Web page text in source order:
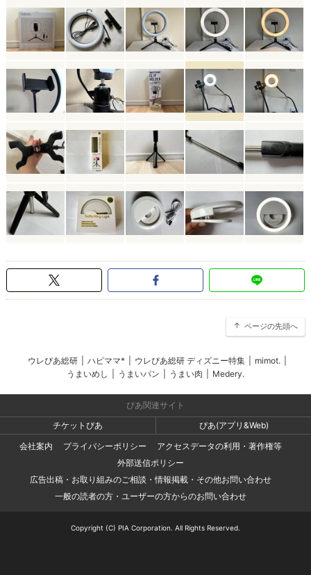
ページの先頭へ
ウレぴあ総研 ハピママ* ウレぴあ総研 ディズニー特集 mimot.
うまいめし
うまいパン うまい肉 Medery.
ぴあ関連サイト
チケットぴあ
ぴあ(アプリ&Web)
会社案内
プライバシーポリシー
アクセスデータの利用・著作権等
外部送信ポリシー
広告出稿・お取り組みのご相談・情報掲載・その他お問い合わせ
一般の読者の方・ユーザーの方からのお問い合わせ
Copyright (C) PIA Corporation. All Rights Reserved.